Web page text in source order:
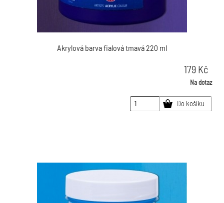
Akrylová barva fialová tmavá 220 ml
179Kč
Na dotaz
Do košíku